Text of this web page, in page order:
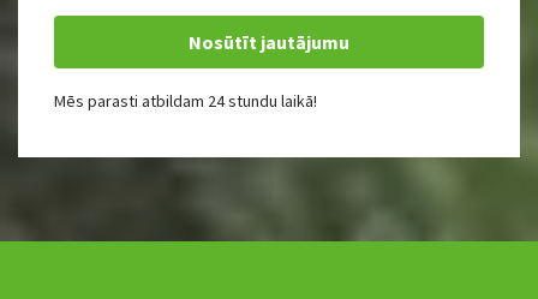
Mēs parasti atbildam 24 stundu laikā!